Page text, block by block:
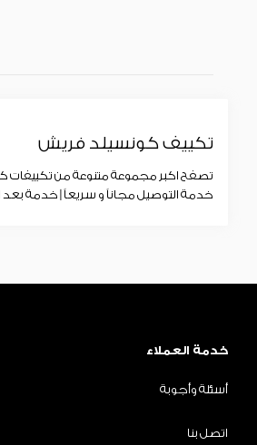
تكييف كونسيلد فريش
تصفح اكبر مجموعة متنوعة من
خدمة التوصيل مجاناً و سريعاً | خدمة بعد
خدمة العملاء
أسئلة وأجوبة
اتصل بنا